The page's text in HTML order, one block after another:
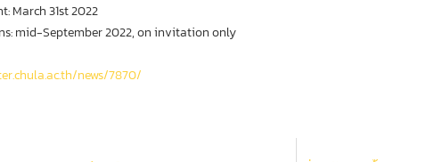
March 31st 2022
mid-September 2022, on invitation only
news/7870/